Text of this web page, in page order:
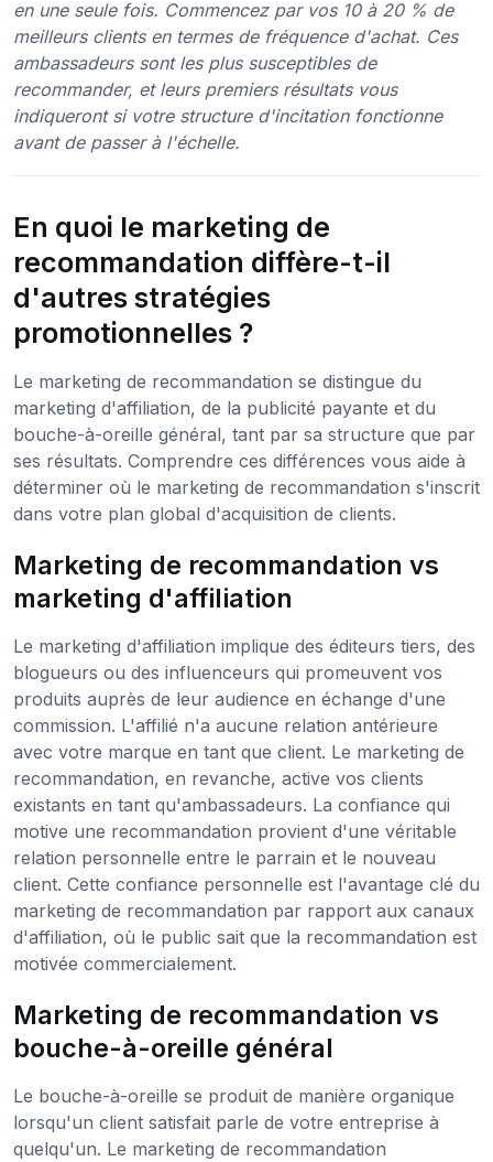
en une seule fois. Commencez par vos 10 à 20 % de
meilleurs clients en termes de fréquence d'achat. Ces
ambassadeurs sont les plus susceptibles de
recommander, et leurs premiers résultats vous
indiqueront si votre structure d'incitation fonctionne
avant de passer à l'échelle.
En quoi le marketing de
recommandation diffère-t-il
d'autres stratégies
promotionnelles ?
Le marketing de recommandation se distingue du
marketing d'affiliation, de la publicité payante et du
bouche-à-oreille général, tant par sa structure que par
ses résultats. Comprendre ces différences vous aide à
déterminer où le marketing de recommandation s'inscrit
dans votre plan global d'acquisition de clients.
Marketing de recommandation vs
marketing d'affiliation
Le marketing d'affiliation implique des éditeurs tiers, des
blogueurs ou des influenceurs qui promeuvent vos
produits auprès de leur audience en échange d'une
commission. L'affilié n'a aucune relation antérieure
avec votre marque en tant que client. Le marketing de
recommandation, en revanche, active vos clients
existants en tant qu'ambassadeurs. La confiance qui
motive une recommandation provient d'une véritable
relation personnelle entre le parrain et le nouveau
client. Cette confiance personnelle est l'avantage clé du
marketing de recommandation par rapport aux canaux
d'affiliation, où le public sait que la recommandation est
motivée commercialement.
Marketing de recommandation vs
bouche-à-oreille général
Le bouche-à-oreille se produit de manière organique
lorsqu'un client satisfait parle de votre entreprise à
quelqu'un. Le marketing de recommandation